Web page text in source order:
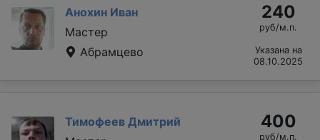
Анохин Иван
Мастер
Абрамцево
240
руб/м.п.
Указана на
08.10.2025
Тимофеев Дмитрий
400
руб/м.п.